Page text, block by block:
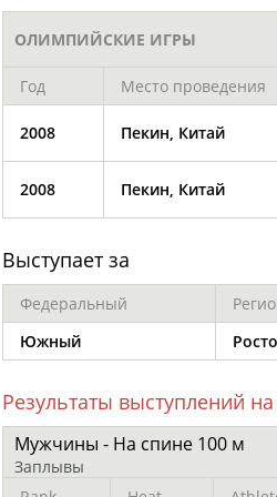
Никита
АБОЗОВИК
Виктор
АБОИМОВ
АБРАМОВ
Нелли
АБРАМОВА
Светлана
АБРАМОВА
ОЛИМПИЙСКИЕ ИГРЫ
Год Место проведения
2008 Пекин, Китай
2008 Пекин, Китай
Выступает за
Федеральный
Южный
Результаты выступлений
Мужчины - На спине 100 м
Заплывы